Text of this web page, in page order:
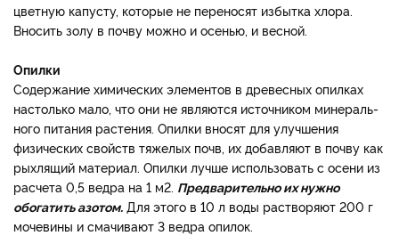
цветную капусту, ко­торые не переносят избытка хлора.
Вносить золу в почву можно и осенью, и весной.
Опилки
Содержание химических эле­ментов в древесных опилках
настолько мало, что они не яв­ляются источником минераль­
ного питания растения. Опилки вносят для улучшения
физиче­ских свойств тяжелых почв, их добавляют в почву как
рыхля­щий материал. Опилки лучше использовать с осени из
рас­чета 0,5 ведра на 1 м2. Пред­варительно их нужно
обогатить азотом. Для этого в 10 л воды растворяют 200 г
мочевины и смачивают 3 ведра опилок.